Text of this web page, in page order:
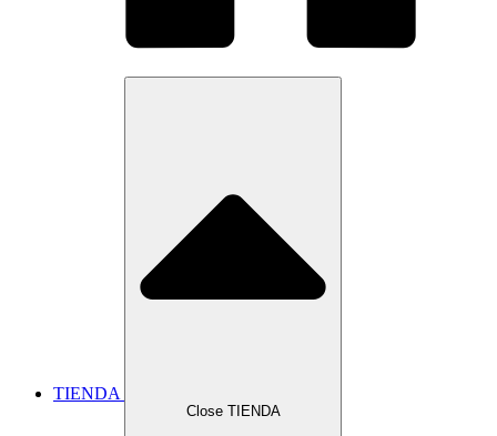
TIENDA
Close TIENDA